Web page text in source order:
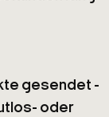
gesendet -
oder